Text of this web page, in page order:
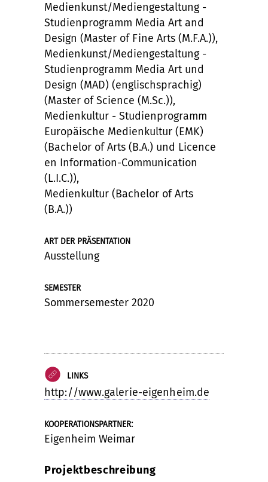
Medienkunst/Mediengestaltung -
Studienprogramm Media Art and
Design (Master of Fine Arts (M.F.A.)),
Medienkunst/Mediengestaltung -
Studienprogramm Media Art und
Design (MAD) (englischsprachig)
(Master of Science (M.Sc.)),
Medienkultur - Studienprogramm
Europäische Medienkultur (EMK)
(Bachelor of Arts (B.A.) und Licence
en Information-Communication
(L.I.C.)),
Medienkultur (Bachelor of Arts
(B.A.))
ART DER PRÄSENTATION
Ausstellung
SEMESTER
Sommersemester 2020
LINKS
http://www.galerie-eigenheim.de
KOOPERATIONSPARTNER:
Eigenheim Weimar
Projektbeschreibung